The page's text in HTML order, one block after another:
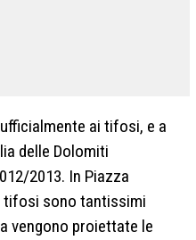
ai tifosi, e a
delle Dolomiti
2013. In Piazza
tifosi sono tantissimi
vengono proiettate le